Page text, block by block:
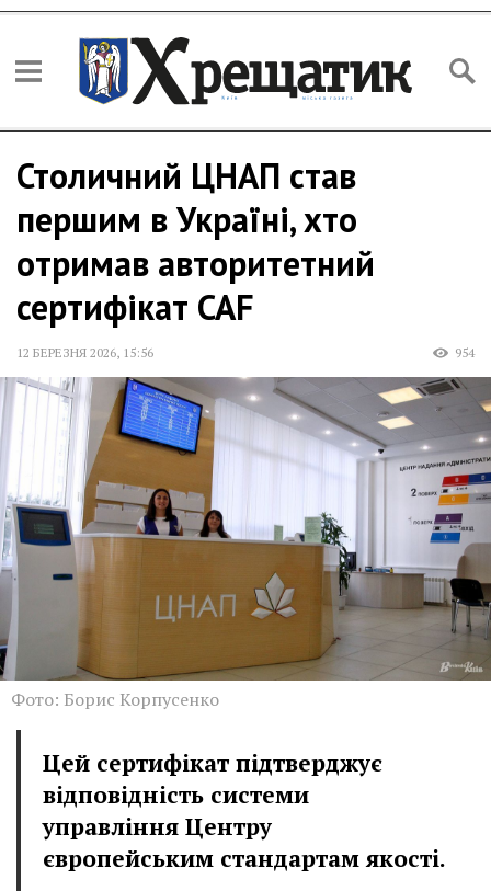
Столичний ЦНАП став
першим в Україні, хто
отримав авторитетний
сертифікат CAF
12 БЕРЕЗНЯ 2026, 15:56 954
Фото: Борис Корпусенко
Цей сертифікат підтверджує
відповідність системи
управління Центру
європейським стандартам якості.